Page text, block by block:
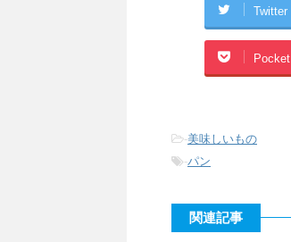
Twitter
Pocket
-美味しいもの
-パン
関連記事